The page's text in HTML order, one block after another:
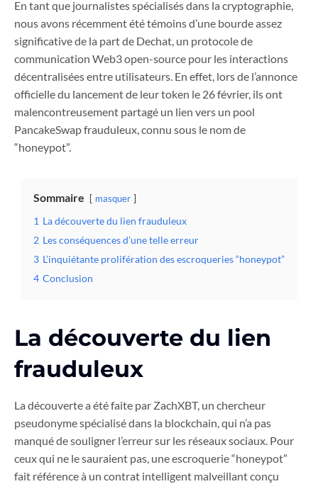
En tant que journalistes spécialisés dans la cryptographie,
nous avons récemment été témoins d’une bourde assez
significative de la part de Dechat, un protocole de
communication Web3 open-source pour les interactions
décentralisées entre utilisateurs. En effet, lors de l’annonce
officielle du lancement de leur token le 26 février, ils ont
malencontreusement partagé un lien vers un pool
PancakeSwap frauduleux, connu sous le nom de
“honeypot”.
Sommaire masquer
1 La découverte du lien frauduleux
2 Les conséquences d’une telle erreur
3 L’inquiétante prolifération des escroqueries “honeypot”
4 Conclusion
La découverte du lien
frauduleux
La découverte a été faite par ZachXBT, un chercheur
pseudonyme spécialisé dans la blockchain, qui n’a pas
manqué de souligner l’erreur sur les réseaux sociaux. Pour
ceux qui ne le sauraient pas, une escroquerie “honeypot”
fait référence à un contrat intelligent malveillant conçu